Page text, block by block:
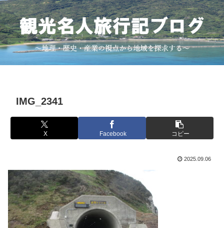
IMG_2341
X Facebook コピー
2025.09.06